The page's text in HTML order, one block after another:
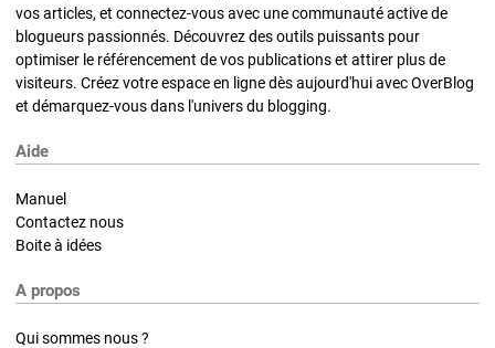
vos articles, et connectez-vous avec une communauté active de
blogueurs passionnés. Découvrez des outils puissants pour
optimiser le référencement de vos publications et attirer plus de
visiteurs. Créez votre espace en ligne dès aujourd'hui avec OverBlog
et démarquez-vous dans l'univers du blogging.
Aide
Manuel
Contactez nous
Boite à idées
A propos
Qui sommes nous ?